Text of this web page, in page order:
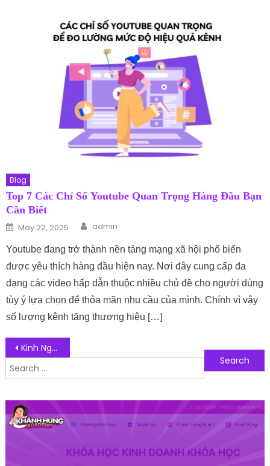
Blog
Top 7 Các Chỉ Số Youtube Quan Trọng Hàng Đầu Bạn
Cần Biết
Posted on
May 22, 2025 Author
admin
Youtube đang trở thành nền tảng mạng xã hội phổ biến
được yêu thích hàng đầu hiện nay. Nơi đây cung cấp đa
dạng các video hấp dẫn thuộc nhiều chủ đề cho người dùng
tùy ý lựa chọn để thỏa mãn nhu cầu của mình. Chính vì vậy
số lượng kênh tăng thương hiệu […]
Post navigation
Kinh Nghiệm Tìm Nguồn Hàng Đồ Ăn Vặt Trung Quốc Chất Lượng
Search for:
Follow